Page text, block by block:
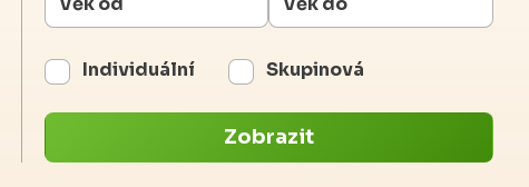
Individuální Skupinová
Zobrazit